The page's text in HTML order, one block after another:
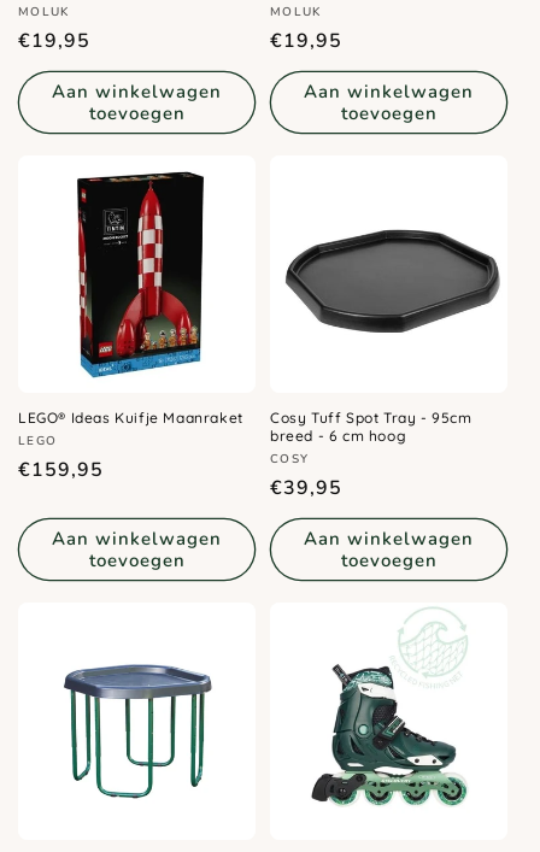
Verkoper:
MOLUK
Normale
prijs
€19,95
Aan winkelwagen
toevoegen
Verkoper:
MOLUK
Normale
prijs
€19,95
Aan winkelwagen
toevoegen
LEGO® Ideas Kuifje Maanraket
Verkoper:
LEGO
Normale
€159,95
Aan winkelwagen
toevoegen
Cosy Tuff Spot Tray - 95cm
breed - 6 cm hoog
Verkoper:
COSY
Normale
prijs
€39,95
Aan winkelwagen
toevoegen